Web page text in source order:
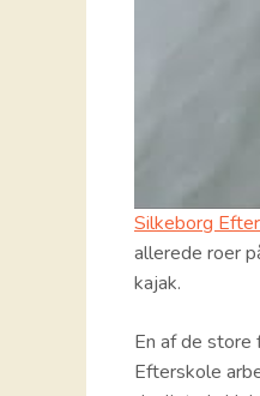
Silkeborg
allerede roer
kajak.
En af de store
Efterskole